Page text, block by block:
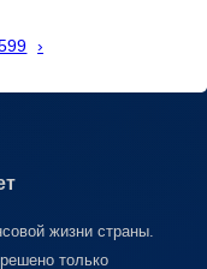
›
жизни страны.
только